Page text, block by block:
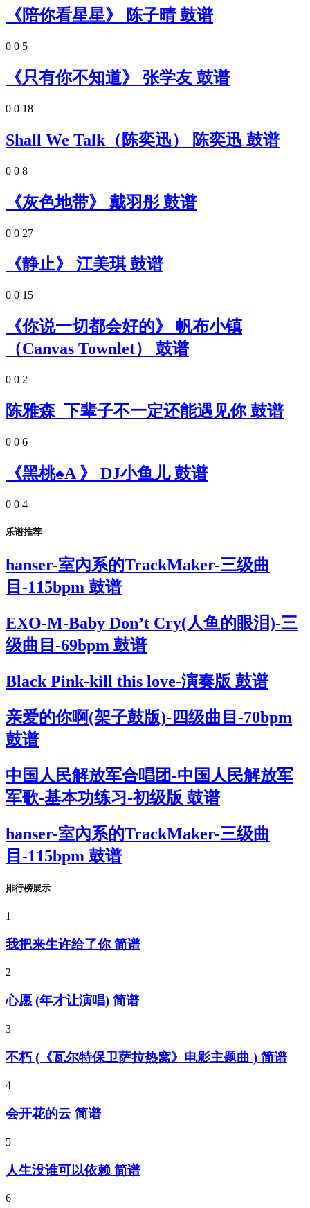
《陪你看星星》 陈子晴 鼓谱
0 0 5
《只有你不知道》 张学友 鼓谱
0 0 18
Shall We Talk（陈奕迅） 陈奕迅 鼓谱
0 0 8
《灰色地带》 戴羽彤 鼓谱
0 0 27
《静止》 江美琪 鼓谱
0 0 15
《你说一切都会好的》 帆布小镇
（Canvas Townlet） 鼓谱
0 0 2
陈雅森_下辈子不一定还能遇见你 鼓谱
0 0 6
《黑桃♠A 》 DJ小鱼儿 鼓谱
0 0 4
乐谱推荐
hanser-室內系的TrackMaker-三级曲
目-115bpm 鼓谱
EXO-M-Baby Don’t Cry(人鱼的眼泪)-三
级曲目-69bpm 鼓谱
Black Pink-kill this love-演奏版 鼓谱
亲爱的你啊(架子鼓版)-四级曲目-70bpm
鼓谱
中国人民解放军合唱团-中国人民解放军
军歌-基本功练习-初级版 鼓谱
hanser-室內系的TrackMaker-三级曲
目-115bpm 鼓谱
排行榜展示
1
我把来生许给了你 简谱
2
心愿 (年才让演唱) 简谱
3
不朽 (《瓦尔特保卫萨拉热窝》电影主题曲 ) 简谱
4
会开花的云 简谱
5
人生没谁可以依赖 简谱
6